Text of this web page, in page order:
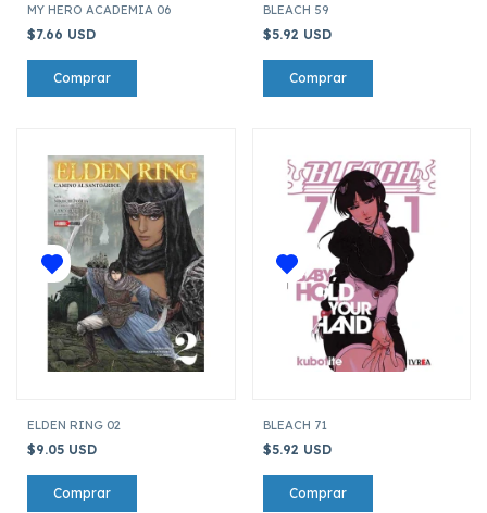
MY HERO ACADEMIA 06
$7.66 USD
BLEACH 59
$5.92 USD
ELDEN RING 02
$9.05 USD
BLEACH 71
$5.92 USD